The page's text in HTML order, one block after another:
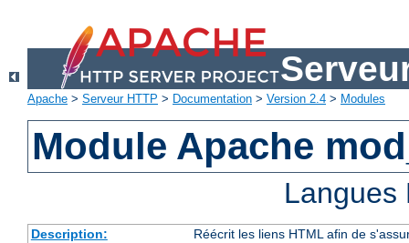
Apache > Serveur HTTP > Documentation > Version 2.4 > Modules
Module Apache
Description:
Réécrit les liens HTML afin de